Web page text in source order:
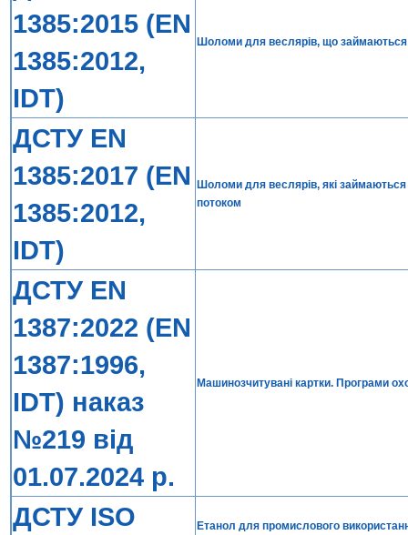
1385:2015 (EN
1385:2012,
IDT)
Шоломи для веслярів, що займаються
ДСТУ EN
1385:2017 (EN
1385:2012,
IDT)
Шоломи для веслярів, які
потоком
ДСТУ EN
1387:2022 (EN
1387:1996,
IDT) наказ
№219 від
01.07.2024 р.
Машинозчитувані картки. Програми
ДСТУ ISO
Етанол для промислового